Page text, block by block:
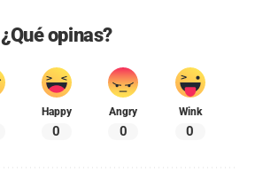
¿Qué opinas?
Happy
0
Angry
0
Wink
0